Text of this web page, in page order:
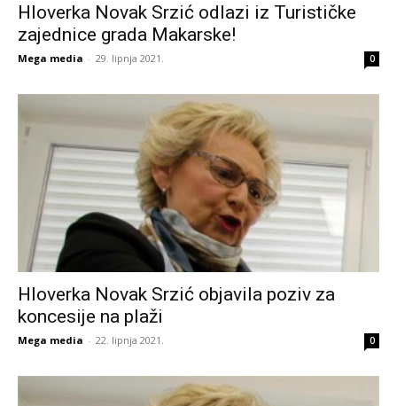
Hloverka Novak Srzić odlazi iz Turističke
zajednice grada Makarske!
Mega media - 29. lipnja 2021. 0
Hloverka Novak Srzić objavila poziv za
koncesije na plaži
Mega media - 22. lipnja 2021. 0